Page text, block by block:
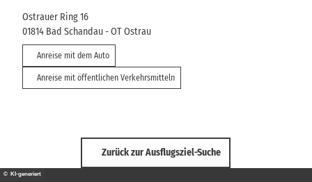
Ostrauer Ring 16
01814 Bad Schandau- OT Ostrau
Anreise mit dem Auto
Anreise mit öffentlichen Verkehrsmitteln
Zurück zur Ausflugsziel-Suche
© KI-generiert